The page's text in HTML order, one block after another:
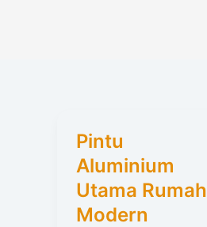
Pintu
Aluminium
Utama Rumah
Modern